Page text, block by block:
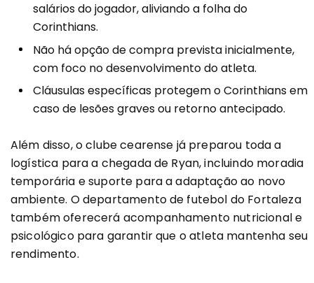
salários do jogador, aliviando a folha do
Corinthians.
Não há opção de compra prevista inicialmente,
com foco no desenvolvimento do atleta.
Cláusulas específicas protegem o Corinthians em
caso de lesões graves ou retorno antecipado.
Além disso, o clube cearense já preparou toda a
logística para a chegada de Ryan, incluindo moradia
temporária e suporte para a adaptação ao novo
ambiente. O departamento de futebol do Fortaleza
também oferecerá acompanhamento nutricional e
psicológico para garantir que o atleta mantenha seu
rendimento.